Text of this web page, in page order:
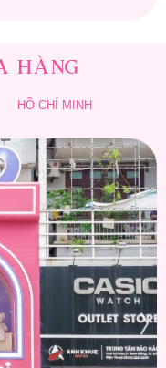
HÀNG
HỒ CHÍ MINH